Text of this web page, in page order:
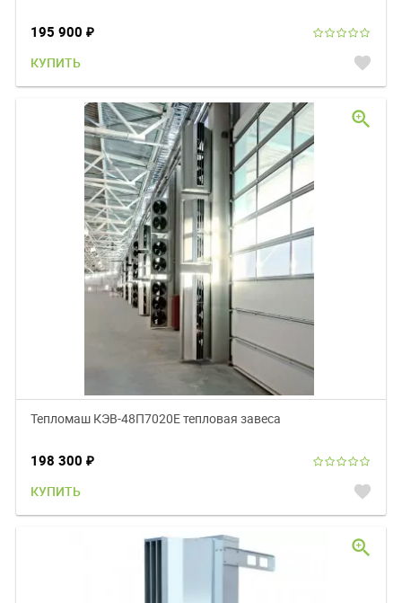
195 900 ₽
КУПИТЬ favorite
Тепломаш КЭВ-48П7020E тепловая завеса
198 300 ₽
КУПИТЬ favorite
zoom_in
zoom_in